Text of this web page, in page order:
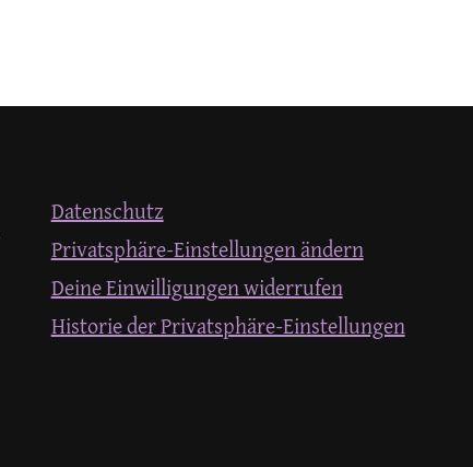
Datenschutz
Privatsphäre-Einstellungen ändern
Deine Einwilligungen widerrufen
Historie der Privatsphäre-Einstellungen